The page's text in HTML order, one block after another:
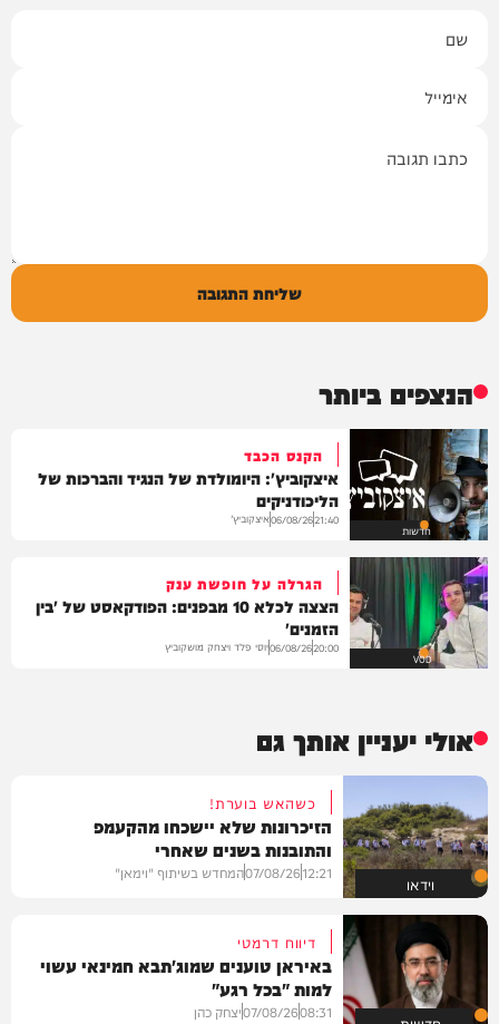
שליחת התגובה
הנצפים ביותר
חדשות
הקנס הכבד
איצקוביץ': היומולדת של הנגיד והברכות של
הליכודניקים
21:40
06/08/26איצקוביץ'
VOD
הגרלה על חופשת ענק
הצצה לכלא 10 מבפנים: הפודקאסט של 'בין
הזמנים'
20:00
06/08/26יוסי פלד ויצחק מושקוביץ
אולי יעניין אותך גם
וידאו
כשהאש בוערת!
הזיכרונות שלא יישכחו מהקעמפ
והתובנות בשנים שאחרי
12:21
07/08/26המחדש בשיתוף "וימאן"
דיווח דרמטי
באיראן טוענים שמוג'תבא חמינאי עשוי
למות "בכל רגע"
08:31
07/08/26יצחק כהן